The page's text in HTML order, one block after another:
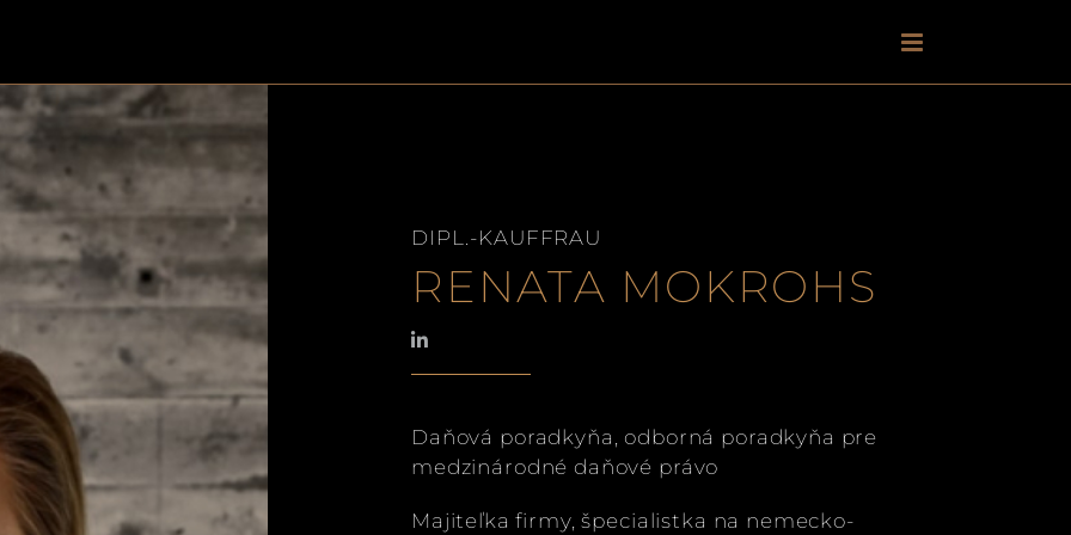
DIPL.-KAUFFRAU
RENATA MOKROHS
Daňová poradkyňa, odborná poradkyňa pre
medzinárodné daňové právo
Majiteľka firmy, špecialistka na nemecko-